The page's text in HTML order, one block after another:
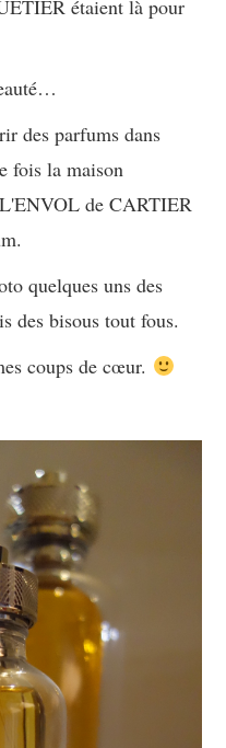
étaient là pour
des parfums dans
fois la maison
de CARTIER
quelques uns des
des bisous tout fous.
coups de cœur.